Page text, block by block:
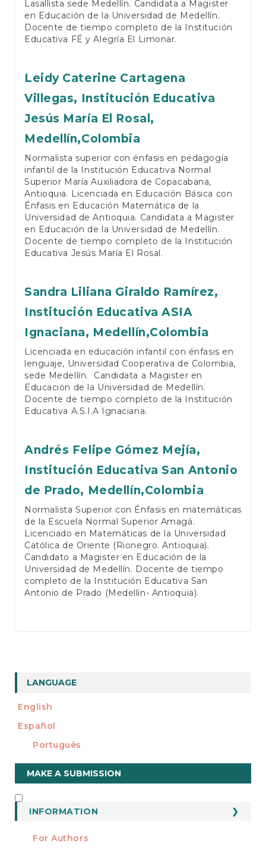
Lasallista sede Medellín. Candidata a Magister
en Educación de la Universidad de Medellín.
Docente de tiempo completo de la Institución
Educativa FÉ y Alegría El Limonar.
Leidy Caterine Cartagena
Villegas, Institución Educativa
Jesús María El Rosal,
Medellín,Colombia
Normalista superior con énfasis en pedagogía
infantil de la Institución Educativa Normal
Superior María Auxiliadora de Copacabana,
Antioquia. Licenciada en Educación Básica con
Énfasis en Educación Matemática de la
Universidad de Antioquia. Candidata a Magister
en Educación de la Universidad de Medellín.
Docente de tiempo completo de la Institución
Educativa Jesús María El Rosal.
Sandra Liliana Giraldo Ramírez,
Institución Educativa ASIA
Ignaciana, Medellín,Colombia
Licenciada en educación infantil con énfasis en
lenguaje, Universidad Cooperativa de Colombia,
sede Medellín. Candidata a Magister en
Educación de la Universidad de Medellín.
Docente de tiempo completo de la Institución
Educativa A.S.I.A Ignaciana.
Andrés Felipe Gómez Mejía,
Institución Educativa San Antonio
de Prado, Medellín,Colombia
Normalista Superior con Énfasis en matemáticas
de la Escuela Normal Superior Amagá.
Licenciado en Matemáticas de la Universidad
Católica de Oriente (Rionegro. Antioquia).
Candidato a Magister en Educación de la
Universidad de Medellín. Docente de tiempo
completo de la Institución Educativa San
Antonio de Prado (Medellín- Antioquia).
LANGUAGE
English
Español
Português
Make
a
Submission
MAKE A SUBMISSION
INFORMATION
For Authors